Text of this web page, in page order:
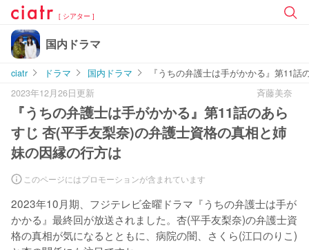
[ シアター ]
国内ドラマ
ciatr ドラマ 国内ドラマ
『うちの弁護士は手がかかる』第11
2023年12月26日更新
斉藤美奈
『うちの弁護士は手がかかる』第11話のあら
すじ 杏(平手友梨奈)の弁護士資格の真相と姉
妹の因縁の行方は
このページにはプロモーションが含まれています
2023年10月期、フジテレビ金曜ドラマ『うちの弁護士は手が
かかる』最終回が放送されました。杏(平手友梨奈)の弁護士資
格の真相が気になるとともに、病院の闇、さくら(江口のりこ)